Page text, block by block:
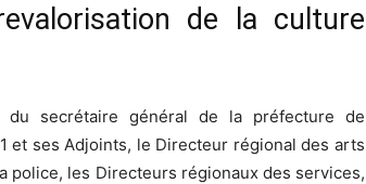
de la culture
secrétaire général de la préfecture de
et ses Adjoints, le Directeur régional des arts
police, les Directeurs régionaux des services,